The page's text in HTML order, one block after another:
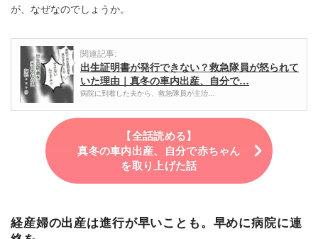
が、なぜなのでしょうか。
関連記事:
出生証明書が発行できない？救急隊員が怒られて
いた理由｜真冬の車内出産、自分で…
病院に到着した夫から、救急隊員が主治…
【全話読める】
真冬の車内出産、自分で赤ちゃん
を取り上げた話
経産婦の出産は進行が早いことも。早めに病院に連